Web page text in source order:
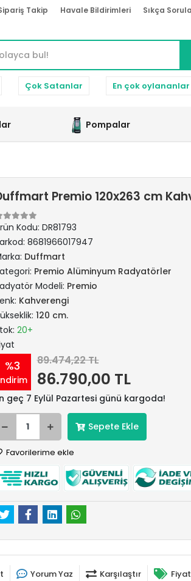
Takip Havale Bildirimleri Sıkça
Çok Satanlar En çok oylananlar
Pompalar
Premio 120x263 cm
Kodu: DR81793
8681966017947
Duffmart
Premio Alüminyum Radyatörler
Modeli: Premio
Kahverengi
120 cm.
20+
%3 89.474,22 TL
86.790,00 TL
geç 7 Eylül Pazartesi günü kargoda!
Sepete Ekle
Favorilerime ekle
Yorum Yaz Karşılaştır